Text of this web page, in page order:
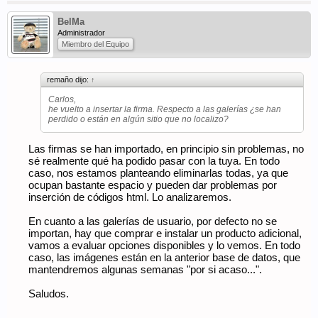
BelMa
Administrador
Miembro del Equipo
remaño dijo: ↑
Carlos,
he vuelto a insertar la firma. Respecto a las galerías ¿se han
perdido o están en algún sitio que no localizo?
Las firmas se han importado, en principio sin problemas, no
sé realmente qué ha podido pasar con la tuya. En todo
caso, nos estamos planteando eliminarlas todas, ya que
ocupan bastante espacio y pueden dar problemas por
inserción de códigos html. Lo analizaremos.
En cuanto a las galerías de usuario, por defecto no se
importan, hay que comprar e instalar un producto adicional,
vamos a evaluar opciones disponibles y lo vemos. En todo
caso, las imágenes están en la anterior base de datos, que
mantendremos algunas semanas "por si acaso...".
Saludos.